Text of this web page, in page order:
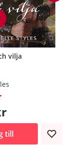
vilja
till